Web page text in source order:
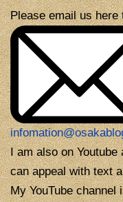
Please email us
I am also on
can appeal with text
My YouTube channel